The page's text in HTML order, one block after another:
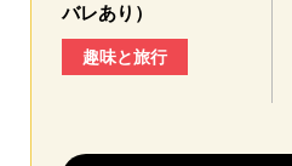
バレあり）
趣味と旅行